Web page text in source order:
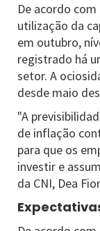
De acordo
utilização da
em outubro,
registrado há
setor. A
desde maio
"A
de inflação
para que os
investir e
da CNI, Dea